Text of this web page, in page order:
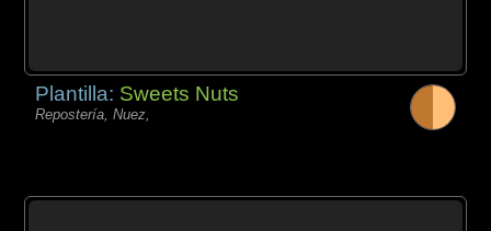
Plantilla: Sweets Nuts
Repostería, Nuez,